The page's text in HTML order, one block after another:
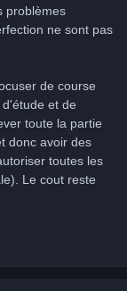
problèmes
ne sont pas
de course
et de
toute la partie
donc avoir des
toutes les
Le cout reste